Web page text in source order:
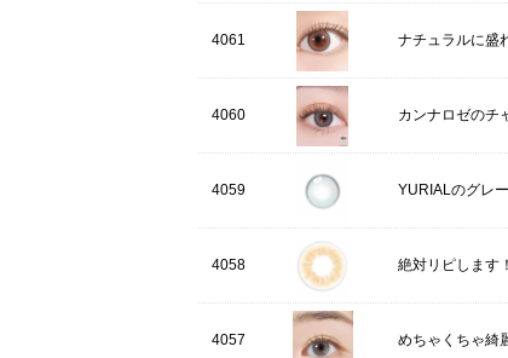
4061 ナチュラルに盛
4060 カンナロゼのチ
4059 YURIALのグレ
4058 絶対リピします！
4057 めちゃくちゃ綺